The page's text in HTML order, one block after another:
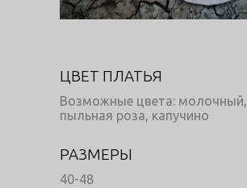
ЦВЕТ ПЛАТЬЯ
Возможные цвета: молочный,
пыльная роза, капучино
РАЗМЕРЫ
40-48